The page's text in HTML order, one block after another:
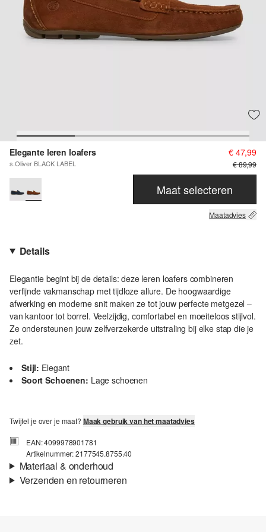
Elegante leren loafers
s.Oliver BLACK LABEL
€ 47,99
€ 89,99
Maat selecteren
Maatadvies
Details
Elegantie begint bij de details: deze leren loafers combineren
verfijnde vakmanschap met tijdloze allure. De hoogwaardige
afwerking en moderne snit maken ze tot jouw perfecte metgezel –
van kantoor tot borrel. Veelzijdig, comfortabel en moeiteloos stijlvol.
Ze ondersteunen jouw zelfverzekerde uitstraling bij elke stap die je
zet.
Stijl: Elegant
Soort Schoenen: Lage schoenen
Twijfel je over je maat? Maak gebruik van het maatadvies
EAN: 4099978901781
Artikelnummer: 2177545.8755.40
Materiaal & onderhoud
Verzenden en retourneren